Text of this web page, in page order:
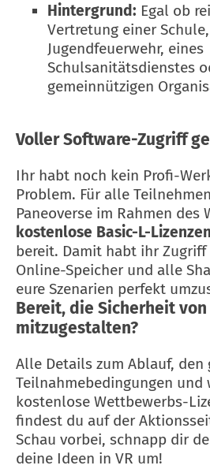
Hintergrund: Egal ob
Vertretung einer
Jugendfeuerwehr, eines
Schulsanitätsdienstes
gemeinnützigen
Voller Software-Zugriff
Ihr habt noch kein Profi-
Problem. Für alle
Paneoverse im Rahmen des
kostenlose Basic-L-Lizenzen
bereit. Damit habt ihr
Online-Speicher und alle
eure Szenarien perfekt
Bereit, die Sicherheit
mitzugestalten?
Alle Details zum Ablauf, den
Teilnahmebedingungen und
kostenlose Wettbewerbs-
findest du auf der
Schau vorbei, schnapp dir
deine Ideen in VR um!